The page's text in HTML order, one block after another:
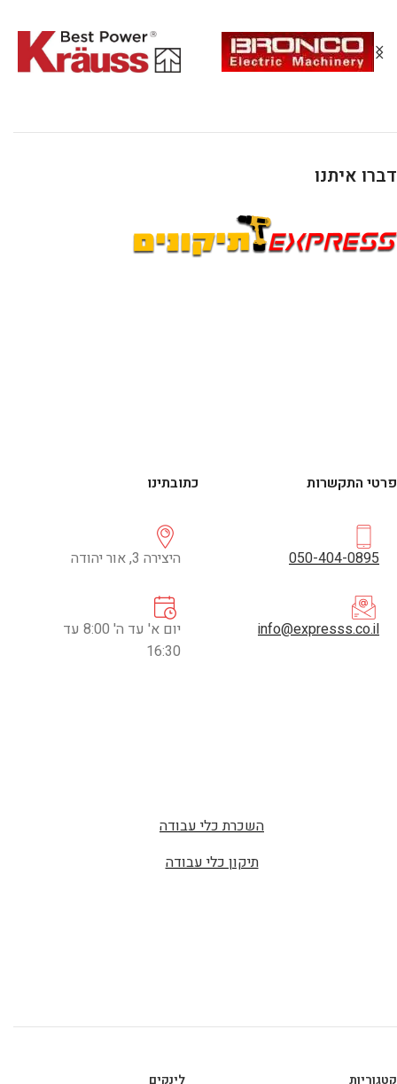
דברו איתנו
פרטי התקשרות
050-404-0895
info@expresss.co.il
כתובתינו
היצירה 3, אור יהודה
יום א' עד ה' 8:00 עד
16:30
השכרת כלי עבודה
תיקון כלי עבודה